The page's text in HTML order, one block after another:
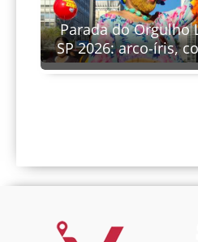
Parada do Orgulho
SP 2026: arco-íris,